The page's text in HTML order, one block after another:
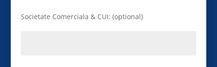
Societate Comerciala & CUI: (optional)